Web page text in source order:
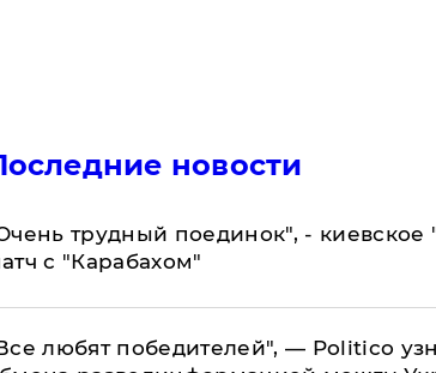
новости
трудный поединок", - киевское
с "Карабахом"
любят победителей", — Politico